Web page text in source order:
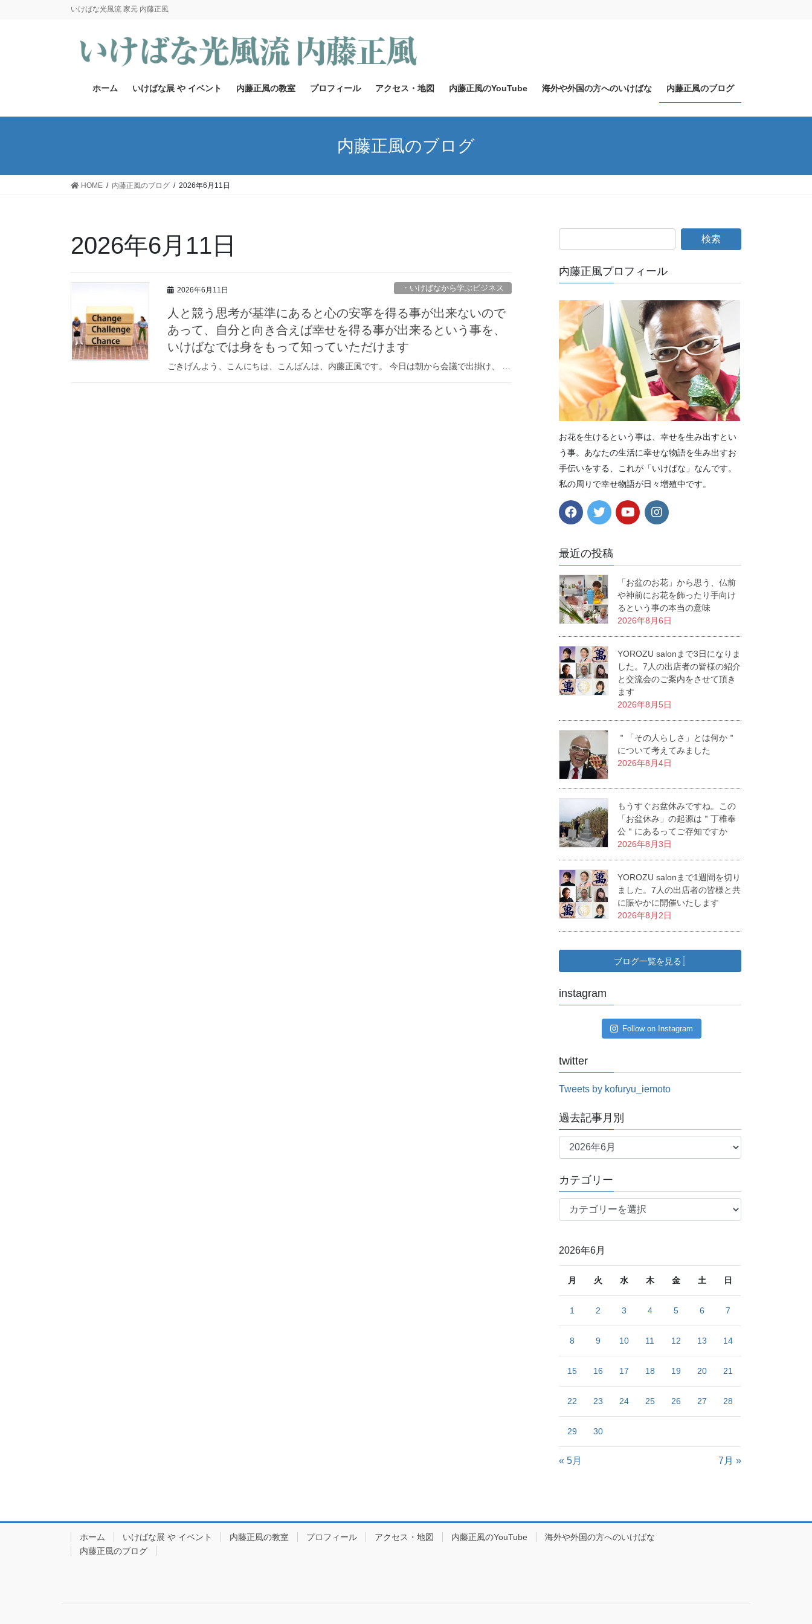
いけばな光風流 家元 内藤正風
ホーム いけばな展 や イベント 内藤正風の教室 プロフィール アクセス・地図 内藤正風のYouTube 海外や外国の方へのいけばな 内藤正風のブログ
内藤正風のブログ
HOME 内藤正風のブログ 2026年6月11日
2026年6月11日
2026年6月11日 ・いけばなから学ぶビジネス
人と競う思考が基準にあると心の安寧を得る事が出来ないので
あって、自分と向き合えば幸せを得る事が出来るという事を、
いけばなでは身をもって知っていただけます
ごきげんよう、こんにちは、こんばんは、内藤正風です。 今日は朝から会議で出掛け、 …
内藤正風プロフィール
お花を生けるという事は、幸せを生み出すとい
う事。あなたの生活に幸せな物語を生み出すお
手伝いをする、これが「いけばな」なんです。
私の周りで幸せ物語が日々増殖中です。
最近の投稿
「お盆のお花」から思う、仏前
や神前にお花を飾ったり手向け
るという事の本当の意味
2026年8月6日
YOROZU salonまで3日になりま
した。7人の出店者の皆様の紹介
と交流会のご案内をさせて頂き
ます
2026年8月5日
＂「その人らしさ」とは何か＂
について考えてみました
2026年8月4日
もうすぐお盆休みですね。この
「お盆休み」の起源は＂丁稚奉
公＂にあるってご存知ですか
2026年8月3日
YOROZU salonまで1週間を切り
ました。7人の出店者の皆様と共
に賑やかに開催いたします
2026年8月2日
ブログ一覧を見る
instagram
Follow on Instagram
twitter
Tweets by kofuryu_iemoto
過去記事月別
過
事
月
カテゴリー
テ
リ
2026年6月
月 火 水 木 金 土 日
1 2 3 4 5 6 7
8 9 10 11 12 13 14
15 16 17 18 19 20 21
22 23 24 25 26 27 28
29 30
« 5月 7月 »
ホーム いけばな展 や イベント 内藤正風の教室 プロフィール アクセス・地図 内藤正風のYouTube
海外や外国の方へのいけばな
内藤正風のブログ